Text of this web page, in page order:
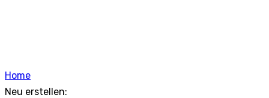
Home
Neu erstellen: